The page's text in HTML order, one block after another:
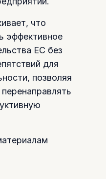
что
эффективное
ЕС без
для
позволяя